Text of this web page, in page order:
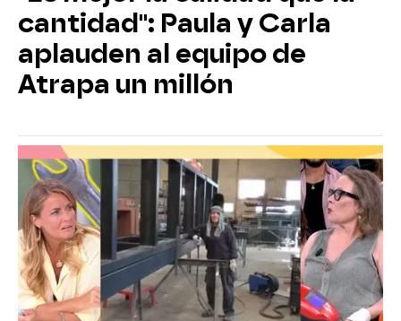
cantidad": Paula y Carla
aplauden al equipo de
Atrapa un millón